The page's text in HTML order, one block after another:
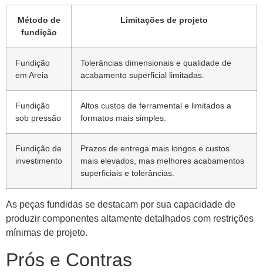
Método de
fundição
Limitações de projeto
Fundição
em Areia
Tolerâncias dimensionais e qualidade de
acabamento superficial limitadas.
Fundição
sob pressão
Altos custos de ferramental e limitados a
formatos mais simples.
Fundição de
investimento
Prazos de entrega mais longos e custos
mais elevados, mas melhores acabamentos
superficiais e tolerâncias.
As peças fundidas se destacam por sua capacidade de
produzir componentes altamente detalhados com restrições
mínimas de projeto.
Prós e Contras